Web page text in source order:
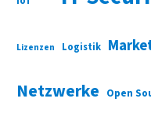
Lizenzen Logistik
Netzwerke Open